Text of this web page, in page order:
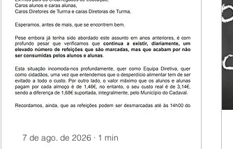
7 de ago. de 2026 ∙ 1 min